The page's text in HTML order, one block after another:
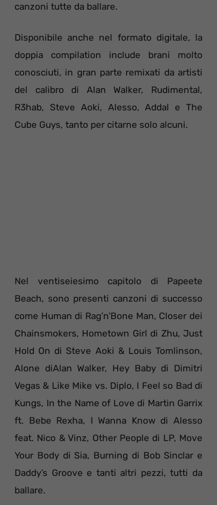
canzoni tutte da ballare.
Disponibile anche nel formato digitale, la
doppia compilation include brani molto
conosciuti, in gran parte remixati da artisti
del calibro di Alan Walker, Rudimental,
R3hab, Steve Aoki, Alesso, Addal e The
Cube Guys, tanto per citarne solo alcuni.
Nel ventiseiesimo capitolo di Papeete
Beach, sono presenti canzoni di successo
come Human di Rag’n’Bone Man, Closer dei
Chainsmokers, Hometown Girl di Zhu, Just
Hold On di Steve Aoki & Louis Tomlinson,
Alone diAlan Walker, Hey Baby di Dimitri
Vegas & Like Mike vs. Diplo, I Feel so Bad di
Kungs, In the Name of Love di Martin Garrix
ft. Bebe Rexha, I Wanna Know di Alesso
feat. Nico & Vinz, Other People di LP, Move
Your Body di Sia, Burning di Bob Sinclar e
Daddy’s Groove e tanti altri pezzi, tutti da
ballare.